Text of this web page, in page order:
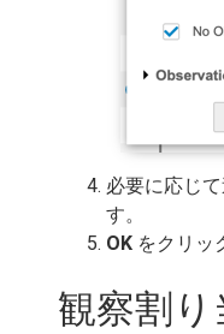
必要に応じ
す。
OK をクリッ
観察割り